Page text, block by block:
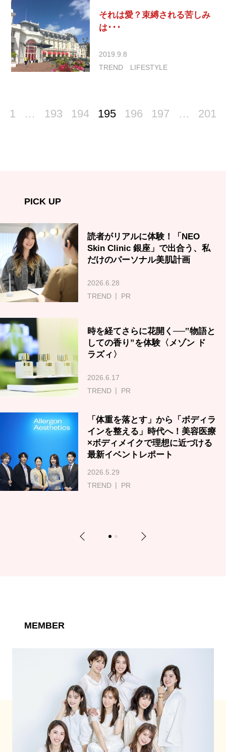
それは愛？束縛される苦しみ
は･･･
2019.9.8
TREND
LIFESTYLE
1 … 193 194 195 196 197 … 201
PICK UP
読者がリアルに体験！「NEO
Skin Clinic 銀座」で出合う、私
だけのパーソナル美肌計画
2026.6.28
TREND
PR
時を経てさらに花開く──‟物語と
しての香り”を体験〈メゾン ド
ラズィ〉
2026.6.17
TREND
PR
「体重を落とす」から「ボディラ
インを整える」時代へ！美容医療
×ボディメイクで理想に近づける
最新イベントレポート
2026.5.29
TREND
PR
Previous 1 2 Next
MEMBER